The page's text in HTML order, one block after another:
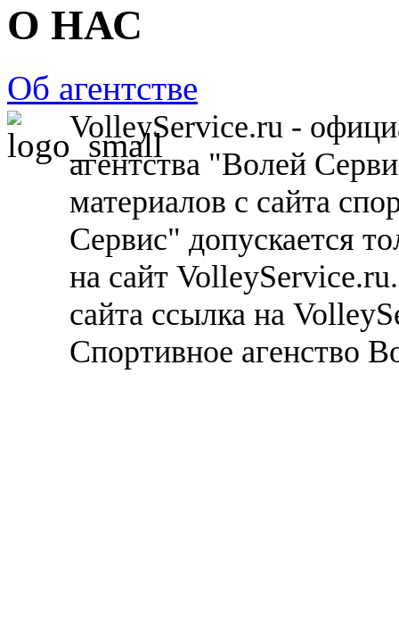
О НАС
Об агентстве
VolleyService.ru -
агентства "Волей
материалов с сайта
Сервис" допускается
на сайт
сайта ссылка на
Спортивное агенство